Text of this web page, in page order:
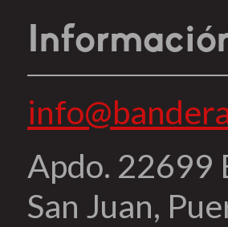
Apdo. 22699
San Juan,